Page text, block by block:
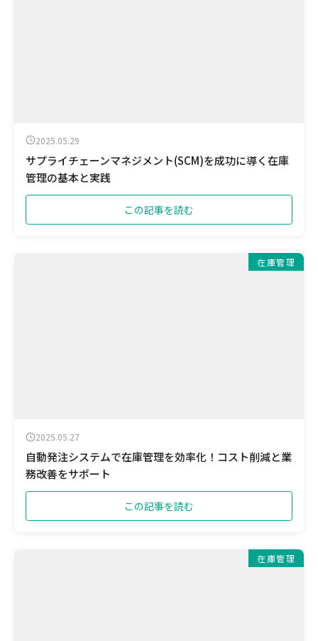
2025.05.29
サプライチェーンマネジメント(SCM)を成功に導く在庫
管理の基本と実践
この記事を読む
在庫管理
2025.05.27
自動発注システムで在庫管理を効率化！コスト削減と業
務改善をサポート
この記事を読む
在庫管理